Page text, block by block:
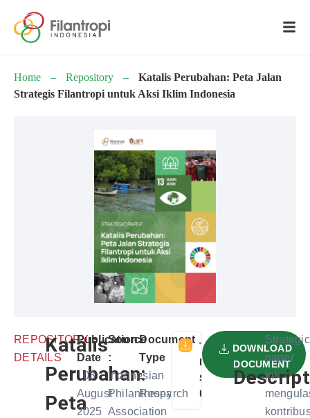
Home – Repository –
Katalis Perubahan: Peta Jalan
Strategis Filantropi untuk Aksi Iklim Indonesia
REPOSITORY
DETAILS
Katalis
Perubahan:
Peta
Publication
Date
:03
August
2025
Source
:
Indonesian
Philanthropy
Association
Document
Type
:
Research
TELAH
DIDOWNLOAD
SEBANYAK 61
USER
DOWNLOAD
DOCUMENT
Strategic
paper
ini